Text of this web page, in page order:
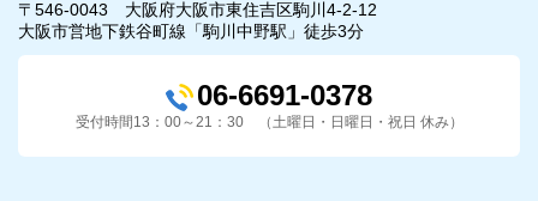
〒546-0043 大阪府大阪市東住吉区駒川4-2-12
大阪市営地下鉄谷町線「駒川中野駅」徒歩3分
06-6691-0378
受付時間13：00～21：30 （土曜日・日曜日・祝日 休み）